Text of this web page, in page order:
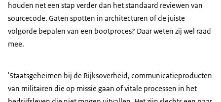
houden net een stap verder dan het standaard reviewen van
sourcecode. Gaten spotten in architecturen of de juiste
volgorde bepalen van een bootproces? Daar weten zij wel raad
mee.
'Staatsgeheimen bij de Rijksoverheid, communicatieproducten
van militairen die op missie gaan of vitale processen in het